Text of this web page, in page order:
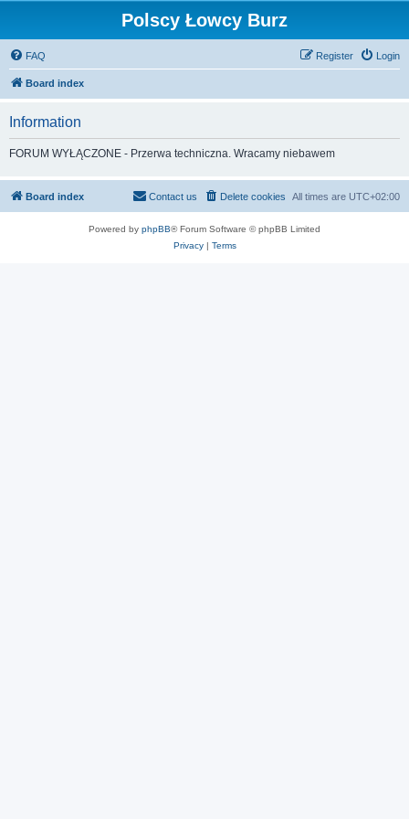
Polscy Łowcy Burz
FAQ Login
Register
Board index
Information
FORUM WYŁĄCZONE - Przerwa techniczna. Wracamy niebawem
Board index All times are UTC+02:00
Delete cookies
Contact us
Powered by phpBB® Forum Software © phpBB Limited
Privacy| Terms